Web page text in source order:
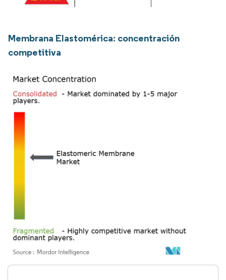
Membrana Elastomérica: concentración
competitiva